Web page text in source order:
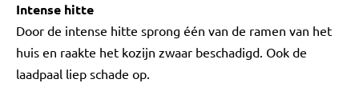
Intense hitte
Door de intense hitte sprong één van de ramen van het
huis en raakte het kozijn zwaar beschadigd. Ook de
laadpaal liep schade op.